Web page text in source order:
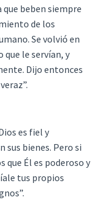
que beben siempre
de los
Se volvió en
que le servían, y
Dijo entonces
es fiel y
sus bienes. Pero si
que Él es poderoso y
tus propios